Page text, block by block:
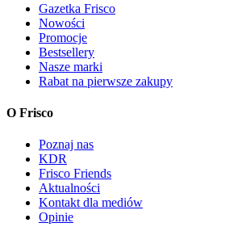
Gazetka Frisco
Nowości
Promocje
Bestsellery
Nasze marki
Rabat na pierwsze zakupy
O Frisco
Poznaj nas
KDR
Frisco Friends
Aktualności
Kontakt dla mediów
Opinie